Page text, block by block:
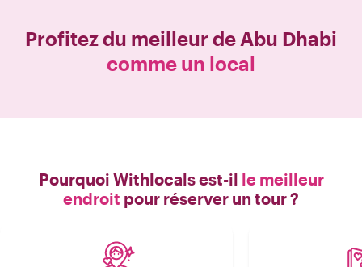
Profitez du meilleur de Abu Dhabi
comme un local
Pourquoi Withlocals est-il le meilleur
endroit pour réserver un tour ?